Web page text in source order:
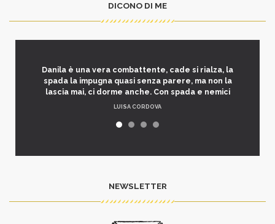
DICONO DI ME
Danila è una vera combattente, cade si rialza, la
spada la impugna quasi senza parere, ma non la
lascia mai, ci dorme anche. Con spada e nemici
LUISA CORDOVA
NEWSLETTER